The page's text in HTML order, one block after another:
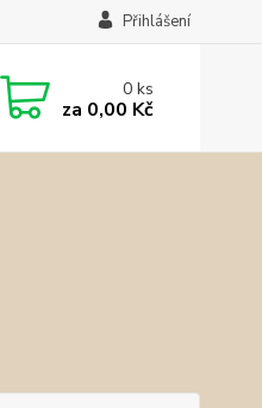
Přihlášení
0ks
za 0,00 Kč